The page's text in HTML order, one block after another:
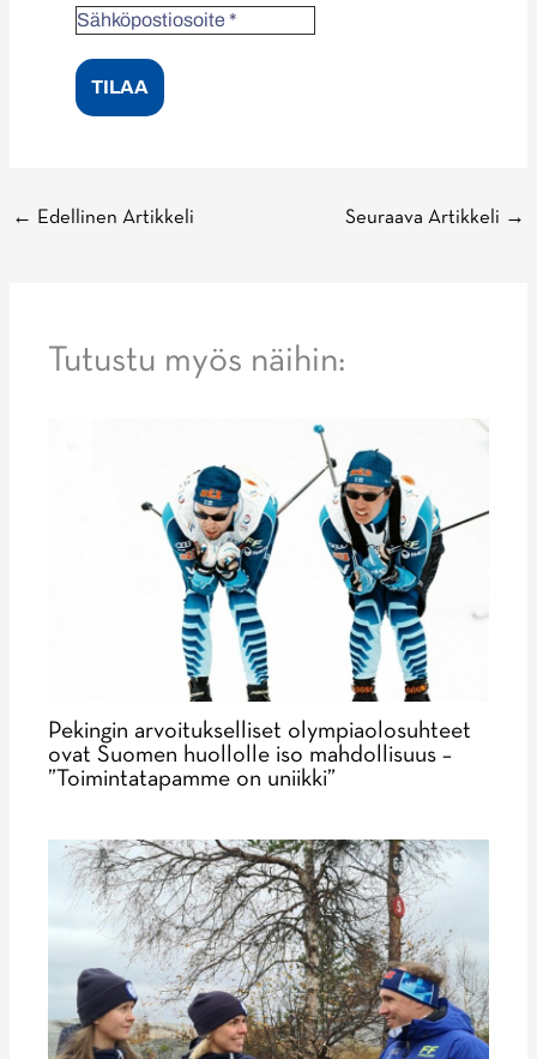
← Edellinen Artikkeli Seuraava Artikkeli →
Tutustu myös näihin:
Pekingin arvoitukselliset olympiaolosuhteet
ovat Suomen huollolle iso mahdollisuus –
”Toimintatapamme on uniikki”